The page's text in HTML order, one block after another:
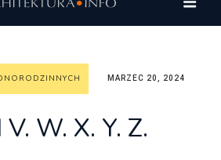
DOM V. W. X. Y. Z.
MARZEC 20, 2024
W. X. Y. Z.